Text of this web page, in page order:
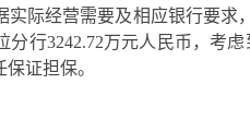
际经营需要及相应银行要求
分行3242.72万元人民币，考
证担保。